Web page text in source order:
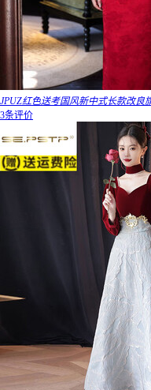
JPUZ红色送考国风新中式长款改良
3条评价